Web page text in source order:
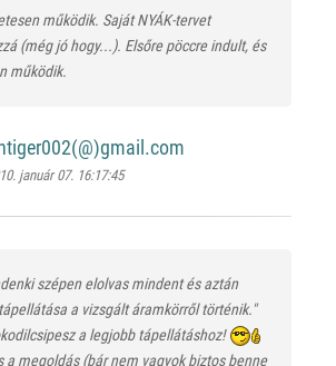
működik. Saját NYÁK-tervet
(még jó hogy...). Elsőre pöccre indult, és
működik.
gmail.com
január 07. 16:17:45
szépen elolvas mindent és aztán
a vizsgált áramkörről történik."
a legjobb tápellátáshoz!
a megoldás (bár nem vagyok biztos benne